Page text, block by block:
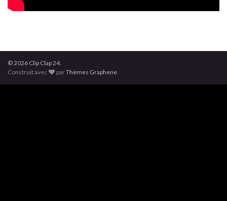
© 2026 Clip Clap 24.
Construit avec
parThèmes Graphene